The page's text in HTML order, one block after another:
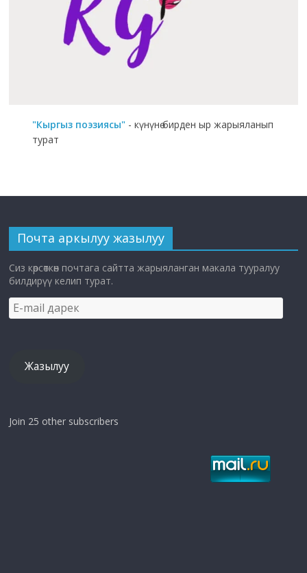
"Кыргыз поэзиясы" - күнүнө бирден ыр жарыяланып
турат
Почта аркылуу жазылуу
Сиз көрсөткөн почтага сайтта жарыяланган макала тууралуу
билдирүү келип турат.
E-
mail
Жазылуу
Join 25 other subscribers